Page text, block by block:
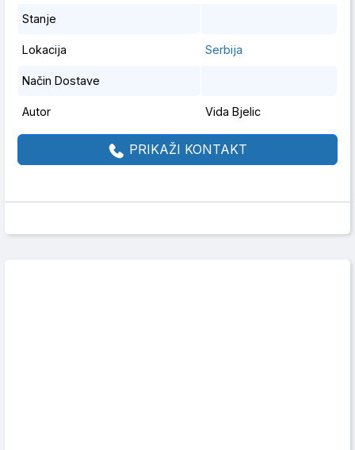
Stanje
Lokacija Serbija
Način Dostave
Autor Vida Bjelic
PRIKAŽI KONTAKT